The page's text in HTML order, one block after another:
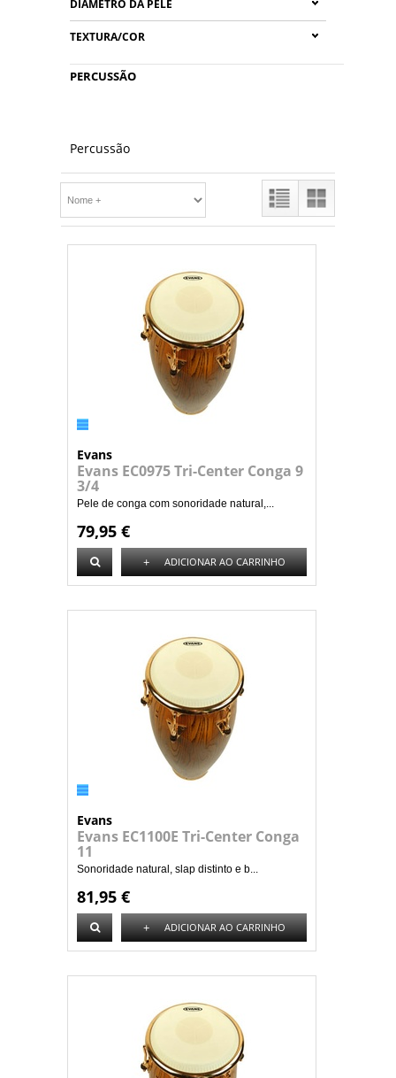
DIAMETRO DA PELE
TEXTURA/COR
PERCUSSÃO
Percussão
Evans
Evans EC0975 Tri-Center Conga 9
3/4
Pele de conga com sonoridade natural,...
79,95 €
+ ADICIONAR AO CARRINHO
Evans
Evans EC1100E Tri-Center Conga
11
Sonoridade natural, slap distinto e b...
81,95 €
+ ADICIONAR AO CARRINHO